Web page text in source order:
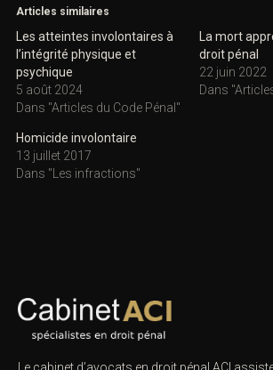
Articles similaires
Les atteintes involontaires à
l’intégrité physique et
psychique
5 août 2024
Dans "Articles du Code Pénal"
La mort
droit pénal
22 juin 2022
Dans
Homicide involontaire
13 juillet 2017
Dans "Les infractions"